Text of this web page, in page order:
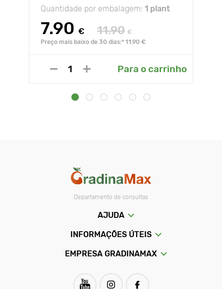
Quantidade por embalagem: 1 plant
7.90 € 11.90 €
Preço mais baixo de 30 dias:* 11.90 €
Para o carrinho
Departamento de consultas
AJUDA
INFORMAÇÕES ÚTEIS
EMPRESA GRADINAMAX